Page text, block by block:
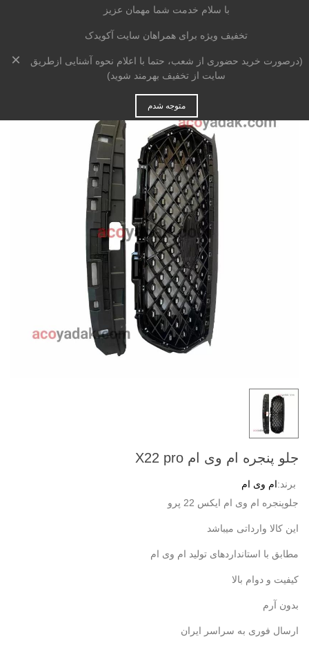
خانه > بدنه > جلوپنجره > جلو پنجره ام وی ام X22 pro
جلو پنجره ام وی ام X22 pro
برند:ام وی ام
جلوپنجره ام وی ام ایکس 22 پرو
این کالا وارداتی میباشد
مطابق با استانداردهای تولید ام وی ام
کیفیت و دوام بالا
بدون آرم
ارسال فوری به سراسر ایران
با سلام خدمت شما مهمان عزیز
تخفیف ویژه برای همراهان سایت آکویدک
(درصورت خرید حضوری از شعب، حتما با اعلام نحوه آشنایی ازطریق
سایت از تخفیف بهرمند شوید)
متوجه شدم
×